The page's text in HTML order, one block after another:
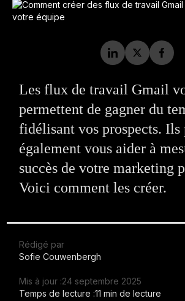
Les flux de travail Gmail
permettent de gagner du
fidélisant vos prospects. Ils
également vous aider à
succès de votre marketing
Voici comment les créer.
Rédigé par
Sofie Couwenbergh
Mis à jour :24 septembre 2025
Temps de lecture :11 min de lecture